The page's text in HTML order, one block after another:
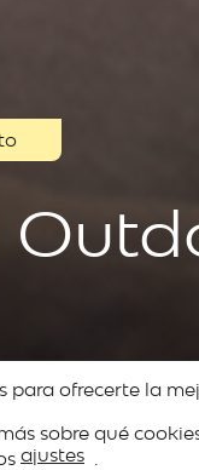
para ofrecerte la
sobre qué
ajustes